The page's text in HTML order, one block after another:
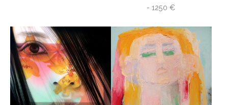
- 1250 €